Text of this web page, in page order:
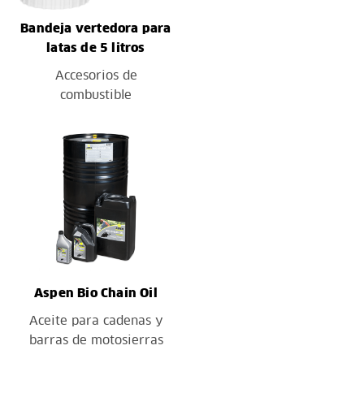
Bandeja vertedora para
latas de 5 litros
Accesorios de
combustible
Aspen Bio Chain Oil
Aceite para cadenas y
barras de motosierras